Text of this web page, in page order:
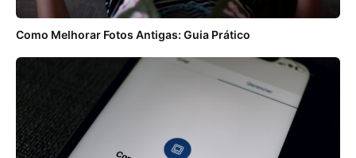
Como Melhorar Fotos Antigas: Guia Prático